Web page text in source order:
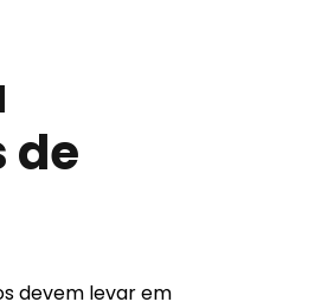
de
devem levar em